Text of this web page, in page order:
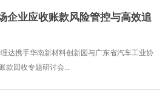
企业应收账款风险管控与高效追
达携手华南新材料创新园与广东省汽车工业协
款回收专题研讨会...